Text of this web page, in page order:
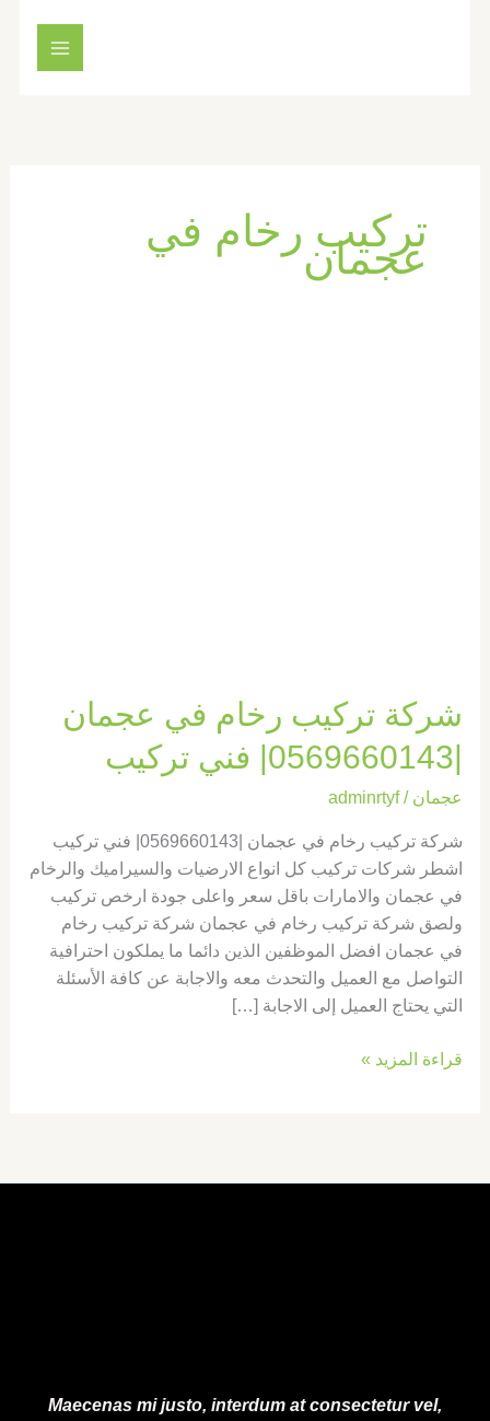
تركيب رخام في
عجمان
شركة تركيب رخام في عجمان
|0569660143| فني تركيب
عجمان /
adminrtyf
شركة تركيب رخام في عجمان |0569660143| فني تركيب
اشطر شركات تركيب كل انواع الارضيات والسيراميك والرخام
في عجمان والامارات باقل سعر واعلى جودة ارخص تركيب
ولصق شركة تركيب رخام في عجمان شركة تركيب رخام
في عجمان افضل الموظفين الذين دائما ما يملكون احترافية
التواصل مع العميل والتحدث معه والاجابة عن كافة الأسئلة
التي يحتاج العميل إلى الاجابة […]
قراءة المزيد »
Maecenas mi justo, interdum at consectetur vel,